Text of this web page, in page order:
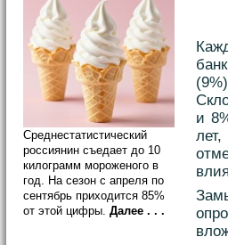
Среднестатистический
россиянин съедает до 10
килограмм мороженого в
год. На сезон с апреля по
сентябрь приходится 85%
от этой цифры. Далее . . .
и